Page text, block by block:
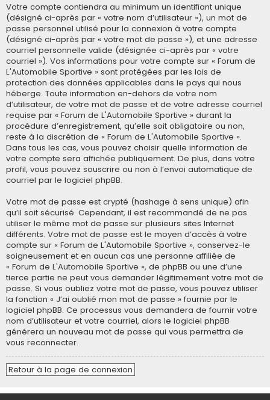
Votre compte contiendra au minimum un identifiant unique
(désigné ci-après par « votre nom d’utilisateur »), un mot de
passe personnel utilisé pour la connexion à votre compte
(désigné ci-après par « votre mot de passe »), et une adresse
courriel personnelle valide (désignée ci-après par « votre
courriel »). Vos informations pour votre compte sur « Forum de
L'Automobile Sportive » sont protégées par les lois de
protection des données applicables dans le pays qui nous
héberge. Toute information en-dehors de votre nom
d’utilisateur, de votre mot de passe et de votre adresse courriel
requise par « Forum de L'Automobile Sportive » durant la
procédure d’enregistrement, qu’elle soit obligatoire ou non,
reste à la discrétion de « Forum de L'Automobile Sportive ».
Dans tous les cas, vous pouvez choisir quelle information de
votre compte sera affichée publiquement. De plus, dans votre
profil, vous pouvez souscrire ou non à l’envoi automatique de
courriel par le logiciel phpBB.
Votre mot de passe est crypté (hashage à sens unique) afin
qu’il soit sécurisé. Cependant, il est recommandé de ne pas
utiliser le même mot de passe sur plusieurs sites Internet
différents. Votre mot de passe est le moyen d’accès à votre
compte sur « Forum de L'Automobile Sportive », conservez-le
soigneusement et en aucun cas une personne affiliée de
« Forum de L'Automobile Sportive », de phpBB ou une d’une
tierce partie ne peut vous demander légitimement votre mot de
passe. Si vous oubliez votre mot de passe, vous pouvez utiliser
la fonction « J’ai oublié mon mot de passe » fournie par le
logiciel phpBB. Ce processus vous demandera de fournir votre
nom d’utilisateur et votre courriel, alors le logiciel phpBB
générera un nouveau mot de passe qui vous permettra de
vous reconnecter.
Retour à la page de connexion